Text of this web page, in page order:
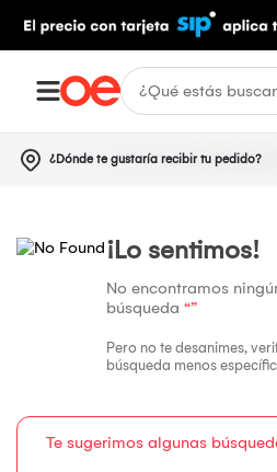
¿Dónde te gustaría recibir tu pedido?
¡Lo sentimos!
No encontramos
búsqueda “”
Pero no te desanimes,
búsqueda menos
Te sugerimos algunas